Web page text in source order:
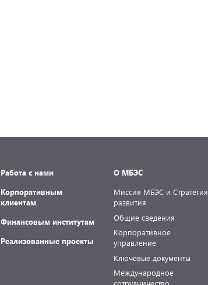
Работа с нами
Корпоративным
клиентам
Финансовым институтам
Реализованные проекты
О МБЭС
Миссия МБЭС и Стратегия
развития
Общие сведения
Корпоративное
управление
Ключевые документы
Международное
сотрудничество